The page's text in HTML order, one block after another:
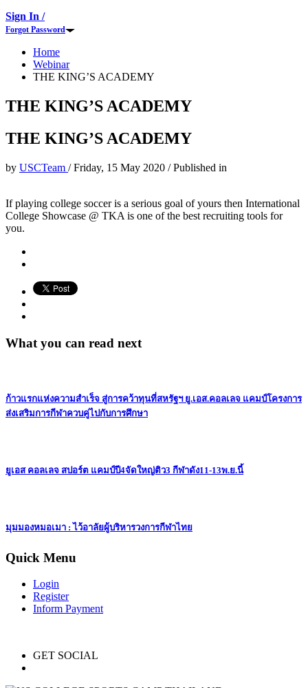
Sign In /
Forgot Password
Home
Webinar
THE KING’S ACADEMY
THE KING’S ACADEMY
THE KING’S ACADEMY
by USCTeam /Friday, 15 May 2020 /Published in
If playing college soccer is a serious goal of yours then International
College Showcase @ TKA is one of the best recruiting tools for
you.
What you can read next
ก้าวแรกแห่งความสำเร็จ สู่การคว้าทุนที่สหรัฐฯ ยู.เอส.คอลเลจ แคมป์โครงการ
ส่งเสริมการกีฬาควบคู่ไปกับการศึกษา
ยูเอส คอลเลจ สปอร์ต แคมป์ปี4จัดใหญ่ติว3 กีฬาดัง11-13พ.ย.นี้
มุมมองหมอเมา : ไว้อาลัยผู้บริหารวงการกีฬาไทย
Quick Menu
Login
Register
Inform Payment
GET SOCIAL